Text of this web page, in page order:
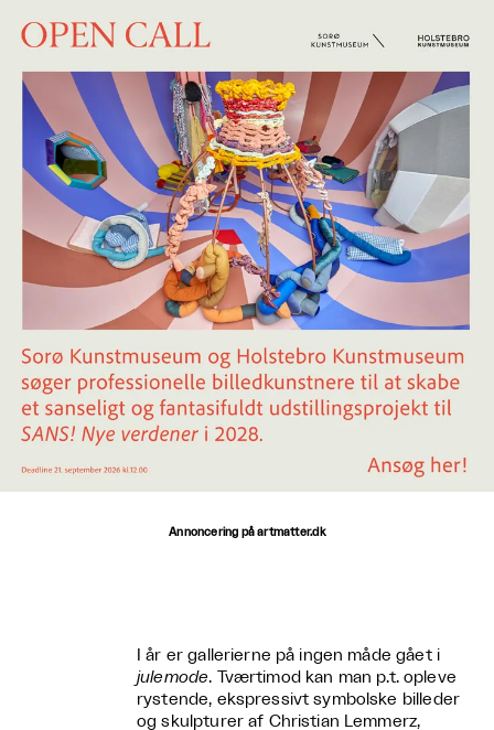
Annoncering på artmatter.dk
I år er gallerierne på ingen måde gået i
julemode. Tværtimod kan man p.t. opleve
rystende, ekspressivt symbolske billeder
og skulpturer af Christian Lemmerz,